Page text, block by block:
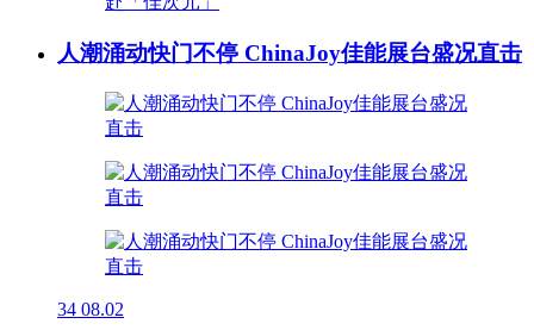
人潮涌动快门不停 ChinaJoy佳能展台盛况直击
34 08.02